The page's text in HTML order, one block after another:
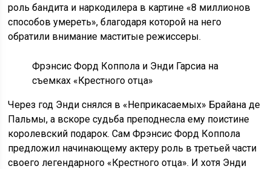
роль бандита и наркодилера в картине «8 миллионов
способов умереть», благодаря которой на него
обратили внимание маститые режиссеры.
Фрэнсис Форд Коппола и Энди Гарсиа на
съемках «Крестного отца»
Через год Энди снялся в «Неприкасаемых» Брайана де
Пальмы, а вскоре судьба преподнесла ему поистине
королевский подарок. Сам Фрэнсис Форд Коппола
предложил начинающему актеру роль в третьей части
своего легендарного «Крестного отца». И хотя Энди